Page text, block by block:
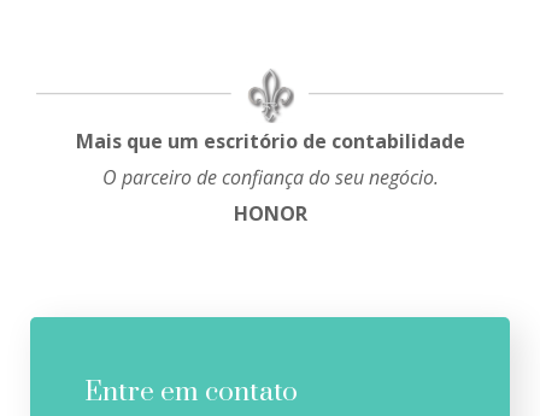
Mais que um escritório de contabilidade
O parceiro de confiança do seu negócio.
HONOR
Entre em contato